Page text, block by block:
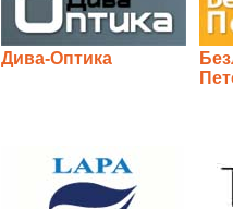
Дива-Оптика